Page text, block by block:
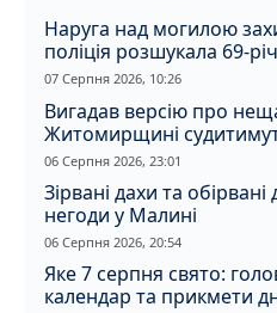
Наруга над могилою
поліція розшукала 69-
07 Серпня 2026, 10:26
Вигадав версію про
Житомирщині
вбивство співмешканки
06 Серпня 2026, 23:01
Зірвані дахи та
негоди у Малині
06 Серпня 2026, 20:54
Яке 7 серпня свято:
календар та прикмети